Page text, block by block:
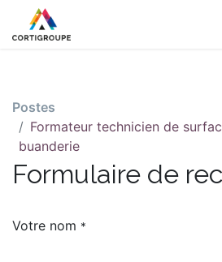
Postes
Formateur technicien de
buanderie
Formulaire de
Votre nom *